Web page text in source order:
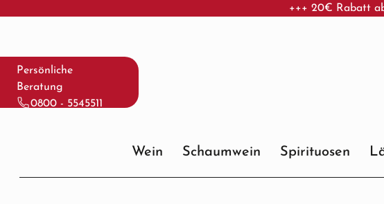
Hauptinhalt springen
Zur Suche springen
Zur Hauptnavigation springen
Persönliche
Beratung
0800 - 5545511
+++ 20€ Rabatt
Wein Schaumwein Spirituosen